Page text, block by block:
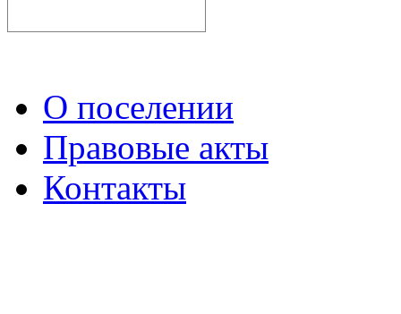
О поселении
Правовые акты
Контакты